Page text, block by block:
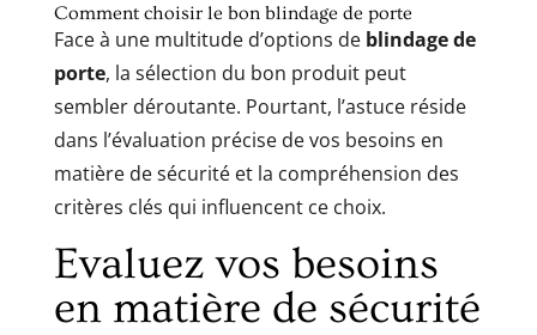
Comment choisir le bon blindage de porte
Face à une multitude d’options de blindage de
porte, la sélection du bon produit peut
sembler déroutante. Pourtant, l’astuce réside
dans l’évaluation précise de vos besoins en
matière de sécurité et la compréhension des
critères clés qui influencent ce choix.
Evaluez vos besoins
en matière de sécurité